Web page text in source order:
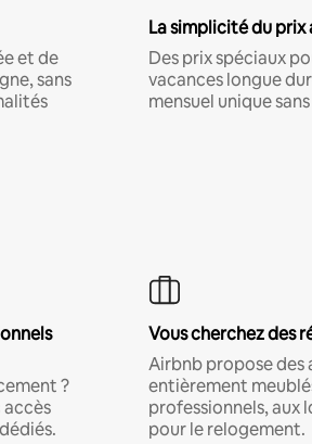
et de
sans
La simplicité du prix
Des prix spéciaux
vacances longue
mensuel unique
?
accès
Vous cherchez des
Airbnb propose
entièrement
professionnels, aux
pour le relogement.